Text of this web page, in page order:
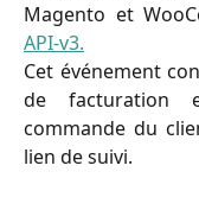
Magento et
API-v3.
Cet événement
de facturation
commande du
lien de suivi.